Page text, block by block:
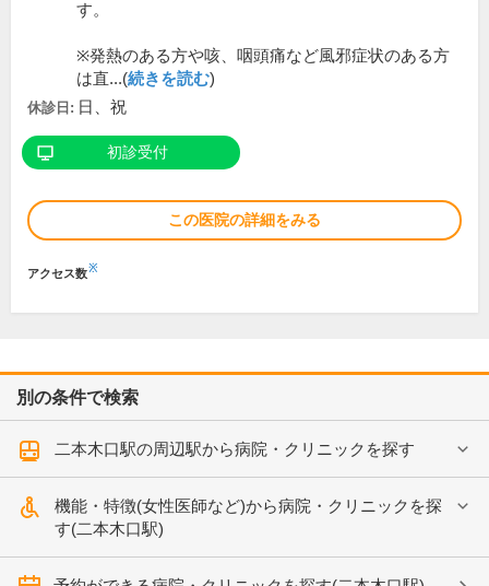
す。
※発熱のある方や咳、咽頭痛など風邪症状のある方
は直...(続きを読む)
休診日: 日、祝
初診受付
この医院の詳細をみる
アクセス数※
別の条件で検索
二本木口駅の周辺駅から病院・クリニックを探す
機能・特徴(女性医師など)から病院・クリニックを探
す(二本木口駅)